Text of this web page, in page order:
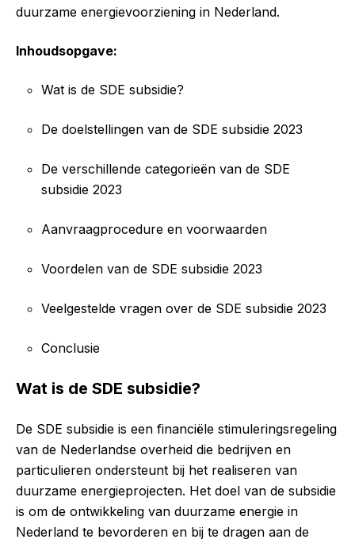
duurzame energievoorziening in Nederland.
Inhoudsopgave:
Wat is de SDE subsidie?
De doelstellingen van de SDE subsidie 2023
De verschillende categorieën van de SDE
subsidie 2023
Aanvraagprocedure en voorwaarden
Voordelen van de SDE subsidie 2023
Veelgestelde vragen over de SDE subsidie 2023
Conclusie
Wat is de SDE subsidie?
De SDE subsidie is een financiële stimuleringsregeling
van de Nederlandse overheid die bedrijven en
particulieren ondersteunt bij het realiseren van
duurzame energieprojecten. Het doel van de subsidie
is om de ontwikkeling van duurzame energie in
Nederland te bevorderen en bij te dragen aan de